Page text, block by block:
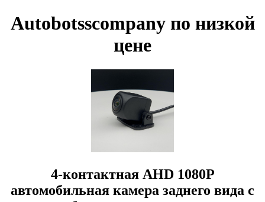
Autobotsscompany по низкой
цене
4-контактная AHD 1080P
автомобильная камера заднего вида с